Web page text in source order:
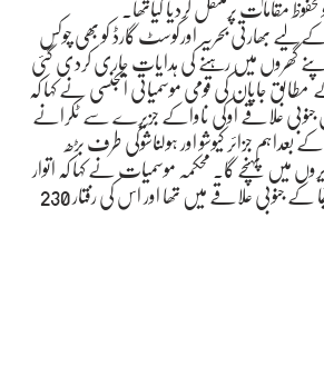
بھارتی بحریہ اورکوسٹ گارڈ کو بھی چوکس
گھروں میں رہنے کی ہدایات جاری کردی گئی
جاپان کی قومی موسمیاتی ایجنسی نے کہا کہ
جنوبی علاقے اوکی ناواکے جزیرے سے ٹکرانے
کے بعداہم جزائر کیوشو اور ہولناشوکی طرف بڑھ
میں پہنچے گا۔ محکمہ موسمیات نے کہا کہ اتوار
کو طوفان وانگ فانگ گوشیما کے جنوبی علاقے میں تھا اور اس کی رفتار 230